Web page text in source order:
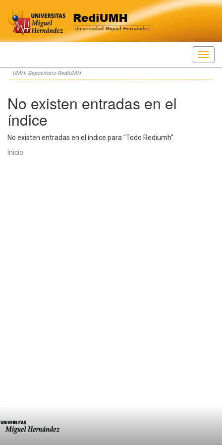
Skip
navigation
UMH: Repositorio RediUMH
No existen entradas en el
índice
No existen entradas en el índice para "Todo Rediumh".
Inicio